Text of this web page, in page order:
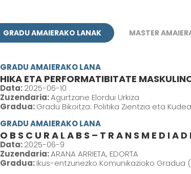
GRADU AMAIERAKO LANAK MASTER
GRADU AMAIERAKO LANA
HIKA ETA PERFORMATIBITATE
Data:2025-06-10
Zuzendaria:Agurtzane Elordui Urkiza
Gradua:Gradu Bikoitza: Politika Zientzia eta
GRADU AMAIERAKO LANA
O B S C U R A L A B S – T R A N S M E D I A D
Data:2025-06-9
Zuzendaria:ARANA ARRIETA, EDORTA
Gradua:Ikus-entzunezko Komunikazioko Gradua